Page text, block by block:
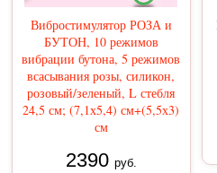
Вибростимулятор РОЗА и
БУТОН, 10 режимов
вибрации бутона, 5 режимов
всасывания розы, силикон,
розовый/зеленый, L стебля
24,5 см; (7,1х5,4) см+(5,5х3)
см
2390 руб.